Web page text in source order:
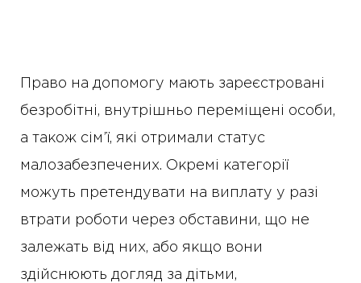
Право на допомогу мають зареєстровані
безробітні, внутрішньо переміщені особи,
а також сім’ї, які отримали статус
малозабезпечених. Окремі категорії
можуть претендувати на виплату у разі
втрати роботи через обставини, що не
залежать від них, або якщо вони
здійснюють догляд за дітьми,